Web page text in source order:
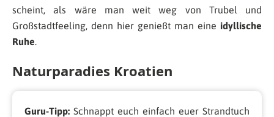
scheint, als wäre man weit weg von Trubel und
Großstadtfeeling, denn hier genießt man eine idyllische
Ruhe
Naturparadies Kroatien
Guru-Tipp: Schnappt euch einfach euer Strandtuch